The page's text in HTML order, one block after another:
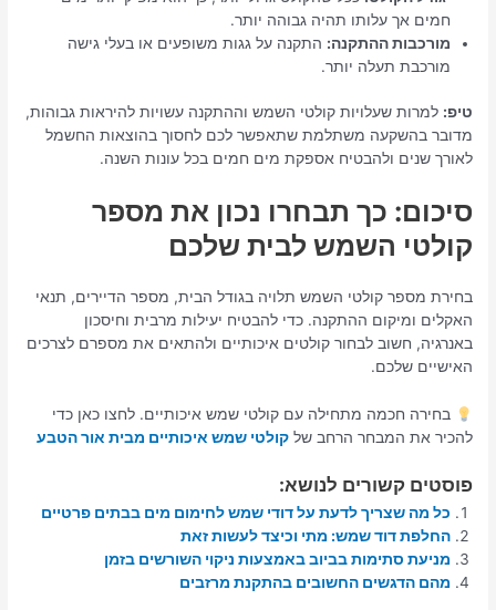
חמים אך עלותו תהיה גבוהה יותר.
מורכבות ההתקנה: התקנה על גגות משופעים או בעלי גישה
מורכבת תעלה יותר.
טיפ: למרות שעלויות קולטי השמש וההתקנה עשויות להיראות גבוהות,
מדובר בהשקעה משתלמת שתאפשר לכם לחסוך בהוצאות החשמל
לאורך שנים ולהבטיח אספקת מים חמים בכל עונות השנה.
סיכום: כך תבחרו נכון את מספר
קולטי השמש לבית שלכם
בחירת מספר קולטי השמש תלויה בגודל הבית, מספר הדיירים, תנאי
האקלים ומיקום ההתקנה. כדי להבטיח יעילות מרבית וחיסכון
באנרגיה, חשוב לבחור קולטים איכותיים ולהתאים את מספרם לצרכים
האישיים שלכם.
בחירה חכמה מתחילה עם קולטי שמש איכותיים. לחצו כאן כדי
להכיר את המבחר הרחב שלקולטי שמש איכותיים מבית אור הטבע
פוסטים קשורים לנושא:
כל מה שצריך לדעת על דודי שמש לחימום מים בבתים פרטיים
החלפת דוד שמש: מתי וכיצד לעשות זאת
מניעת סתימות בביוב באמצעות ניקוי השורשים בזמן
מהם הדגשים החשובים בהתקנת מרזבים